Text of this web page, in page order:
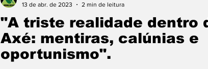
"A triste realidade dentro
Axé: mentiras, calúnias e
oportunismo".
13 de abr. de 2023
2 min de leitura